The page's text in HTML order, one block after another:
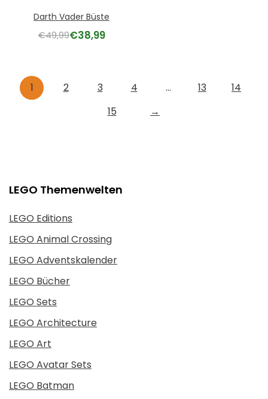
Darth Vader Büste
€49,99€38,99
1 2 3 4 … 13
14
15
→
LEGO Themenwelten
LEGO Editions
LEGO Animal Crossing
LEGO Adventskalender
LEGO Bücher
LEGO Sets
LEGO Architecture
LEGO Art
LEGO Avatar Sets
LEGO Batman